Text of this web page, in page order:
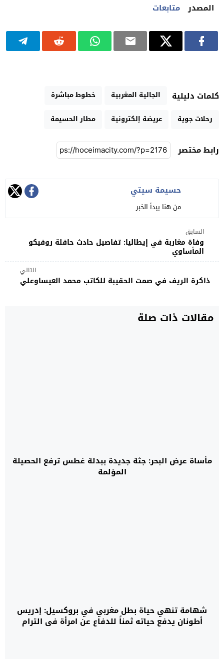
المصدر متابعات
كلمات دليلية الجالية المغربية
خطوط مباشرة
رحلات جوية
عريضة إلكترونية مطار الحسيمة
رابط مختصر
حسيمة سيتي
من هنا يبدأ الخبر
السابق
وفاة مغاربة في إيطاليا: تفاصيل حادث حافلة روفيكو
المأساوي
التالي
ذاكرة الريف في صمت الحقيبة للكاتب محمد العيساوعلي
مقالات ذات صلة
مأساة عرض البحر: جثة جديدة ببدلة غطس ترفع الحصيلة
المؤلمة
شهامة تنهي حياة بطل مغربي في بروكسيل: إدريس
أطونان يدفع حياته ثمناً للدفاع عن امرأة في الترام